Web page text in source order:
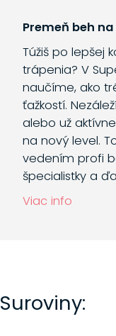
Premeň beh
Túžiš po lepšej
trápenia? V
naučíme, ako
ťažkostí.
alebo už
na nový level.
vedením profi
špecialistky a
Viac info
Suroviny: